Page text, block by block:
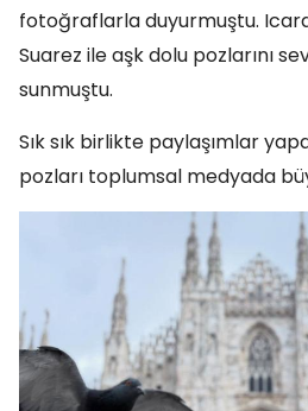
fotoğraflarla duyurmuştu.
Suarez ile aşk dolu pozlarını
sunmuştu.
Sık sık birlikte paylaşımlar
pozları toplumsal medyada